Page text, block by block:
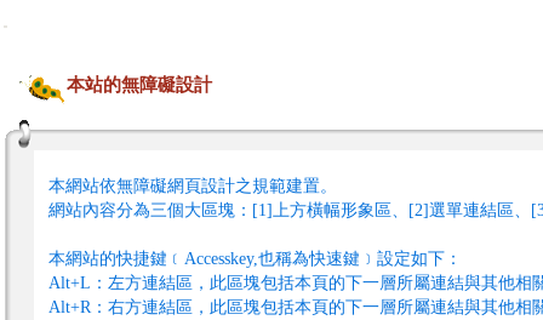
:::
本站的無障礙設計
本網站依無障礙網頁設計之規範建置。
網站內容分為三個大區塊：[1]上方橫幅形象區、[2]選單連結區、
本網站的快捷鍵﹝Accesskey,也稱為快速鍵﹞設定如下：
Alt+L：左方連結區，此區塊包括本頁的下一層所屬連結與其他相
Alt+R：右方連結區，此區塊包括本頁的下一層所屬連結與其他相